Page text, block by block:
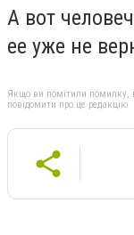
А вот
ее уже не
Якщо ви помітили помилку,
повідомити про це редакцію